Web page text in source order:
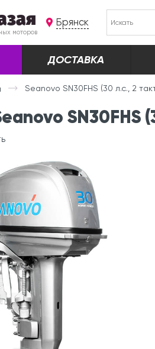
моторов
Брянск
ДОСТАВКА
Seanovo SN30FHS (30 л.с., 2
SN30FHS